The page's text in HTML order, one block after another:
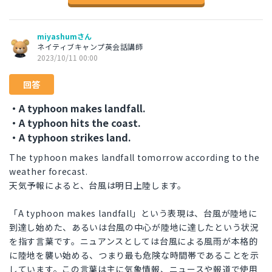
miyashumさん
ネイティブキャンプ英会話講師
2023/10/11 00:00
回答
・A typhoon makes landfall.
・A typhoon hits the coast.
・A typhoon strikes land.
The typhoon makes landfall tomorrow according to the
weather forecast.
天気予報によると、台風は明日上陸します。
「A typhoon makes landfall」という表現は、台風が陸地に
到達し始めた、あるいは台風の中心が陸地に達したという状況
を指す言葉です。ニュアンスとしては台風による風雨が本格的
に陸地を襲い始める、つまり最も危険な時間帯であることを示
しています。この言葉は主に気象情報、ニュースや報道で使用